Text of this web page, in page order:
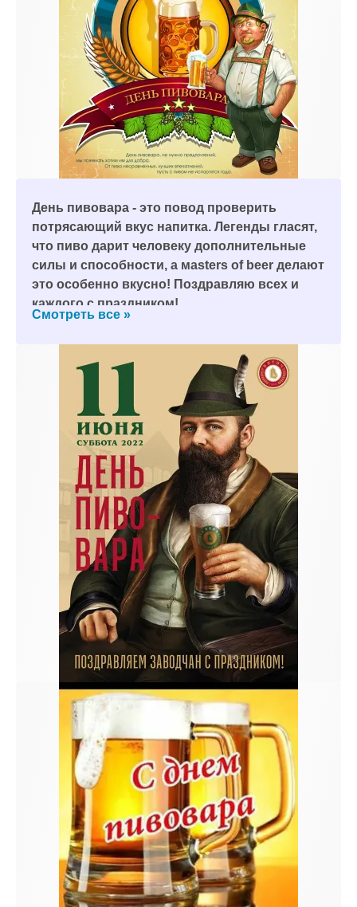
День пивовара - это повод проверить
потрясающий вкус напитка. Легенды гласят,
что пиво дарит человеку дополнительные
силы и способности, а мasters of beer делают
это особенно вкусно! Поздравляю всех и
каждого с праздником!
Смотреть все »